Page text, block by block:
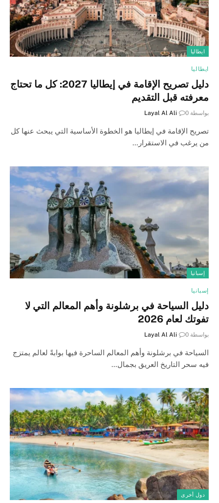
ايطاليا
ايطاليا
دليل تصريح الإقامة في إيطاليا 2027: كل ما تحتاج
معرفته قبل التقديم
بواسطة Layal Al Ali 0
تصريح الإقامة في إيطاليا هو الخطوة الأساسية التي يبحث عنها كل
من يرغب في الاستقرار…
إسبانيا
إسبانيا
دليل السياحة في برشلونة وأهم المعالم التي لا
تفوتك لعام 2026
بواسطة Layal Al Ali 0
السياحة في برشلونة وأهم المعالم الساحرة فيها بوابةً لعالم يمتزج
فيه سحر التاريخ العريق بجمال…
دول أخرى